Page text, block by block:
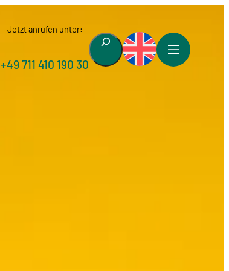
Jetzt anrufen unter:
+49 711 410 190 30
Suchen